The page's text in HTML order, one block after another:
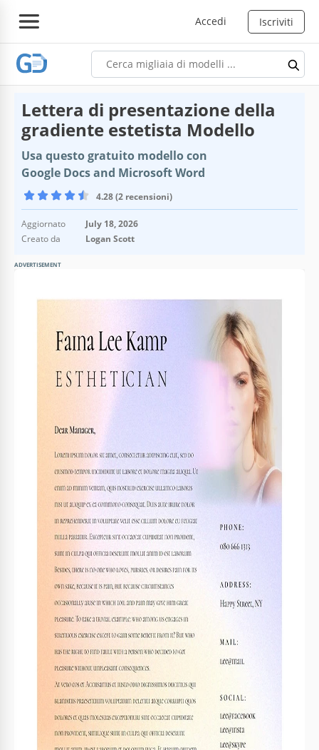
Accedi Iscriviti
Lettera di presentazione della
gradiente estetista Modello
Usa questo gratuito modello con
Google Docs and Microsoft Word
4.28 (2 recensioni)
Aggiornato
July 18, 2026
Creato da
Logan Scott
ADVERTISEMENT